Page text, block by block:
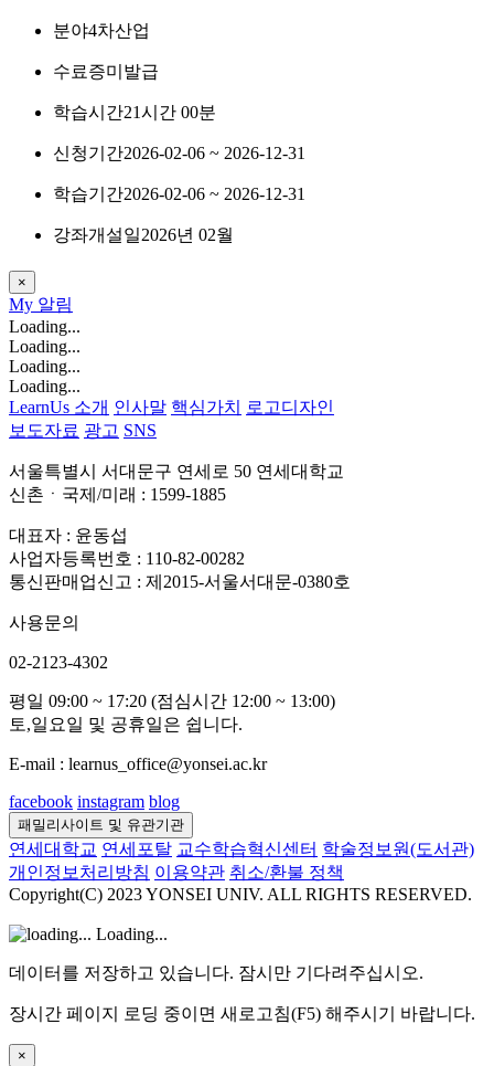
분야4차산업
수료증미발급
학습시간21시간 00분
신청기간2026-02-06 ~ 2026-12-31
학습기간2026-02-06 ~ 2026-12-31
강좌개설일2026년 02월
×
My 알림
Loading...
Loading...
Loading...
Loading...
LearnUs 소개 인사말 핵심가치
로고디자인
보도자료 광고 SNS
서울특별시 서대문구 연세로 50 연세대학교
신촌ㆍ국제/미래 : 1599-1885
대표자 : 윤동섭
사업자등록번호 : 110-82-00282
통신판매업신고 : 제2015-서울서대문-0380호
사용문의
02-2123-4302
평일 09:00 ~ 17:20 (점심시간 12:00 ~ 13:00)
토,일요일 및 공휴일은 쉽니다.
E-mail : learnus_office@yonsei.ac.kr
facebook instagram blog
패밀리사이트 및 유관기관
연세대학교 연세포탈 교수학습혁신센터 학술정보원(도서관)
개인정보처리방침 이용약관 취소/환불 정책
Copyright(C) 2023 YONSEI UNIV. ALL RIGHTS RESERVED.
Loading...
데이터를 저장하고 있습니다. 잠시만 기다려주십시오.
장시간 페이지 로딩 중이면 새로고침(F5) 해주시기 바랍니다.
×